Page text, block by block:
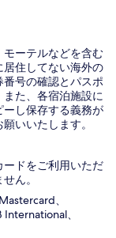
ーテルなどを含む
住してない海外の
号の確認とパスポ
た、各宿泊施設に
し保存する義務が
いいたします。
ドをご利用いただ
ん。
、
、